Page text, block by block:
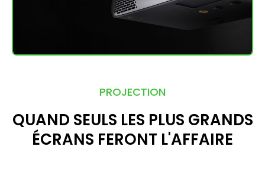
PROJECTION
QUAND SEULS LES PLUS GRANDS
ÉCRANS FERONT L'AFFAIRE